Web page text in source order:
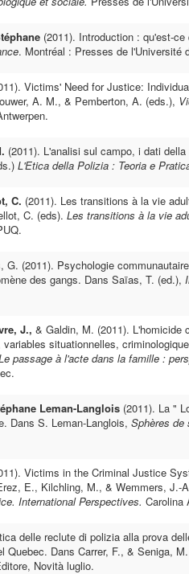
(2011). Introduction : qu'est-
. Montréal : Presses de l'Université
Victims' Need for Justice:
A. M., & Pemberton, A. (eds.),
(2011). L'analisi sul campo, i dati
L'Etica della Polizia : Teoria e
C. (2011). Les transitions à la vie
C. (eds). Les transitions à la vie
G. (2011). Psychologie
des gangs. Dans Saïas, T. (ed.),
J., & Galdin, M. (2011). L'homicide
situationnelles,
passage à l'acte dans la famille :
Leman-Langlois (2011). La "
Dans S. Leman-Langlois, Sphères de
Victims in the Criminal Justice
E., Kilchling, M., & Wemmers, J.-
International Perspectives. Carolina
delle reclute di polizia alla prova
Quebec. Dans Carrer, F., & Seniga,
Novità luglio.